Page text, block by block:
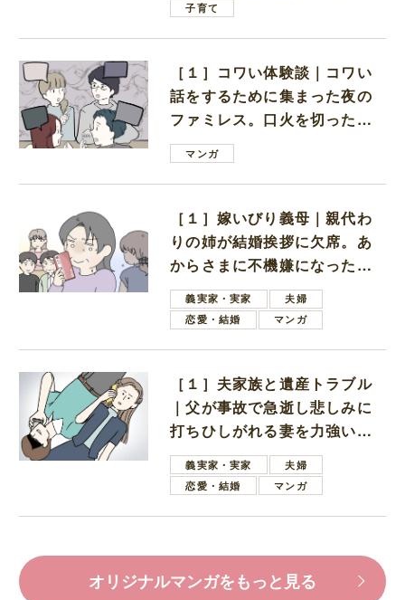
子育て
［１］コワい体験談｜コワい
話をするために集まった夜の
ファミレス。口火を切ったの
は電車好きの男の子ママ
マンガ
［１］嫁いびり義母｜親代わ
りの姉が結婚挨拶に欠席。あ
からさまに不機嫌になった義
母義実家・実家
夫婦
恋愛・結婚
マンガ
［１］夫家族と遺産トラブル
｜父が事故で急逝し悲しみに
打ちひしがれる妻を力強い言
葉で励ます夫
義実家・実家
夫婦
恋愛・結婚
マンガ
オリジナルマンガをもっと見る